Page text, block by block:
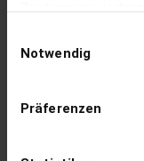
verwalten" klicken.
Notwendig
Präferenzen